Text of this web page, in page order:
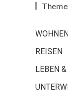
REISEN
LEBEN